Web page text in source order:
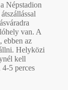
Népstadion
van. A
ebben az
Helyközi
kell
5 perces